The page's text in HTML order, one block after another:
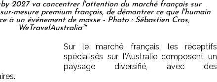
2027 va concentrer l'attention du marché français sur
mesure premium français, de démontrer ce que l'humain
à un événement de masse - Photo : Sébastien Cros,
WeTravelAustralia™
Sur le marché français, les réceptifs
spécialisés sur l'Australie composent un
paysage diversifié, avec des